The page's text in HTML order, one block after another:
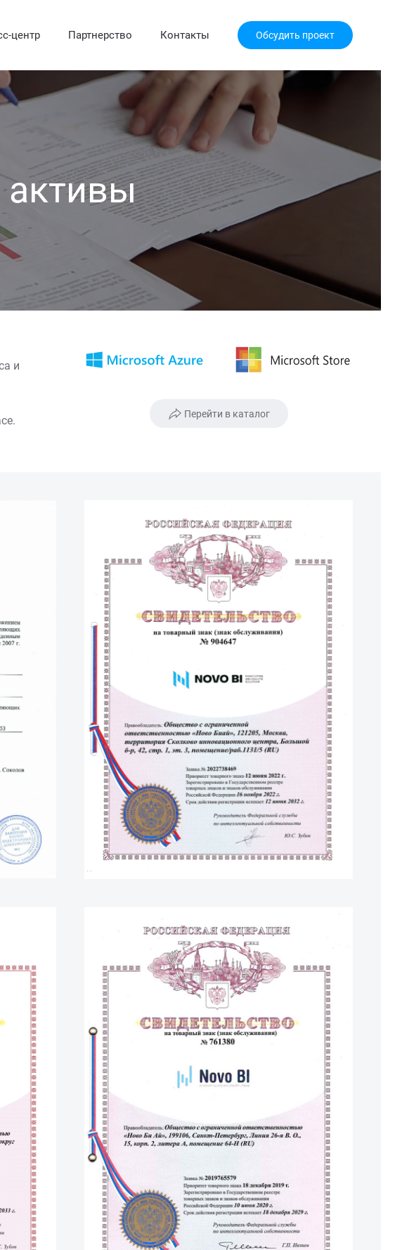
центр Партнерство Контакты Обсудить проект
активы
и
Перейти в каталог